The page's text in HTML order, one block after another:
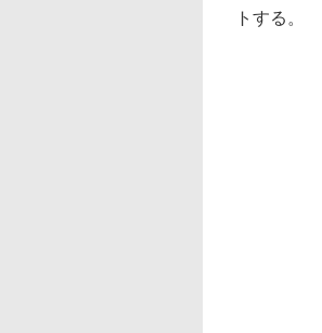
トする。